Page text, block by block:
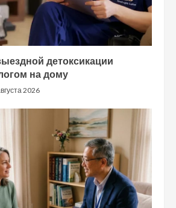
детоксикации
на дому
2026